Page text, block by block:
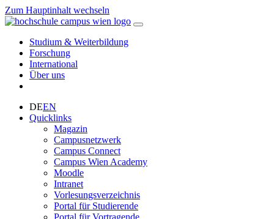
Zum Hauptinhalt wechseln
Studium & Weiterbildung
Forschung
International
Über uns
DEEN
Quicklinks
Magazin
Campusnetzwerk
Campus Connect
Campus Wien Academy
Moodle
Intranet
Vorlesungsverzeichnis
Portal für Studierende
Portal für Vortragende